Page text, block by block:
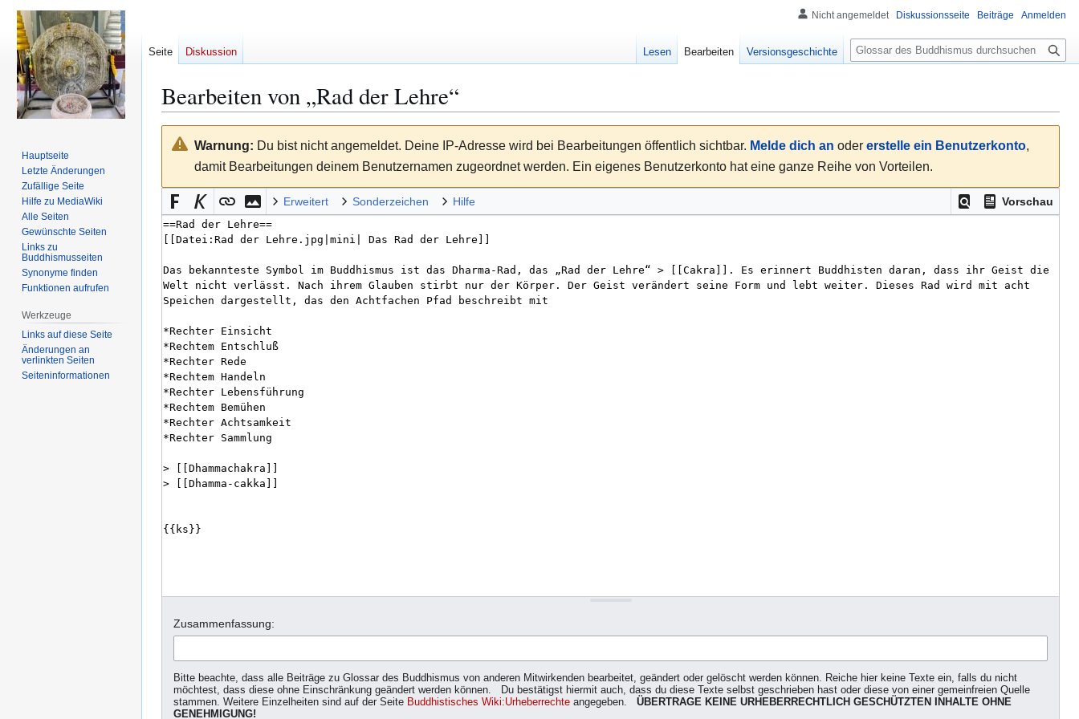
Bearbeiten von „Rad der Lehre“
Navigation
springen
Suche
springen
Warnung: Du bist nicht angemeldet. Deine IP-Adresse wird bei Bearbeitungen öffentlich sichtbar. Melde dich an oder erstelle ein Benutzerkonto,
damit Bearbeitungen deinem Benutzernamen zugeordnet werden. Ein eigenes Benutzerkonto hat eine ganze Reihe von Vorteilen.
Vorschau
Erweitert Sonderzeichen Hilfe
Zusammenfassung:
Bitte beachte, dass alle Beiträge zu Glossar des Buddhismus von anderen Mitwirkenden bearbeitet, geändert oder gelöscht werden können. Reiche hier keine Texte ein, falls du nicht
möchtest, dass diese ohne Einschränkung geändert werden können. Du bestätigst hiermit auch, dass du diese Texte selbst geschrieben hast oder diese von einer gemeinfreien Quelle
stammen. Weitere Einzelheiten sind auf der Seite Buddhistisches Wiki:Urheberrechte angegeben. ÜBERTRAGE KEINE URHEBERRECHTLICH GESCHÜTZTEN INHALTE OHNE
GENEHMIGUNG!
Nicht angemeldet Diskussionsseite Beiträge Anmelden
Seite Diskussion Lesen Bearbeiten Versionsgeschichte
S
u
e
Hauptseite
Letzte Änderungen
Zufällige Seite
Hilfe zu MediaWiki
Alle Seiten
Gewünschte Seiten
Links zu
Buddhismusseiten
Synonyme finden
Funktionen aufrufen
Werkzeuge
Links auf diese Seite
Änderungen an
verlinkten Seiten
Seiten­­informationen